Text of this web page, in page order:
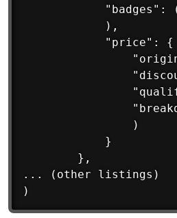
"badges":
            ),
            "price": {
                )
            }
        },
... (other listings)
)